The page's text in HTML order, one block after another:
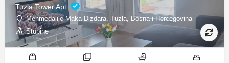
Tuzla Tower Apt.
Mehmedalije Maka Dizdara, Tuzla, Bosna i Hercegovina
Stupine